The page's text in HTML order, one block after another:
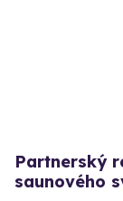
Partnerský
saunového